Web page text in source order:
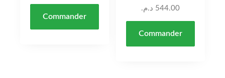
Commander
544.00 د.م.
Commander